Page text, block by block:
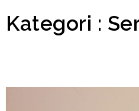
Kategori :